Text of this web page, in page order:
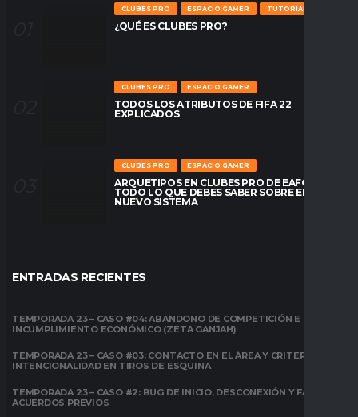
CLUBES PRO ESPACIO GAMER TUTORIALES
¿QUÉ ES CLUBES PRO?
CLUBES PRO ESPACIO GAMER
TODOS LOS ATRIBUTOS DE FIFA 22
EXPLICADOS
CLUBES PRO ESPACIO GAMER
ARQUETIPOS EN CLUBES PRO DE EAFC26:
TODO LO QUE DEBES SABER SOBRE EL
NUEVO SISTEMA
ENTRADAS RECIENTES
TEMPORADA 23 – CASO #04: ABANDONO DE COMPETICIÓN E
INCUMPLIMIENTO ECONÓMICO (ZETA GANJAH)
TEMPORADA 23 – CASO #03: CONTACTO EN EL ÁREA Y CRITERIO DE
INTENCIONALIDAD EN TIROS DE ESQUINA
TEMPORADA 23 – CASO #2: BUG DE INICIO, DESCONEXIÓN Y FALTA DE
ACUERDOS PREVIOS